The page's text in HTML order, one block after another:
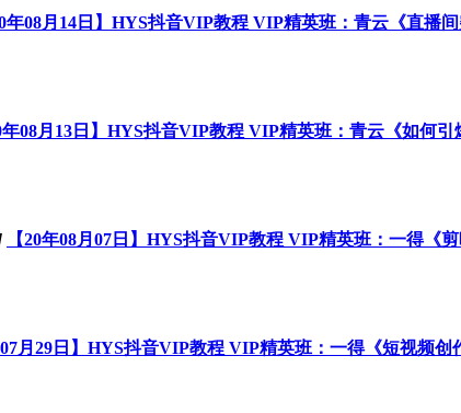
年08月14日】HYS抖音VIP教程 VIP精英班：青云《直播
年08月13日】HYS抖音VIP教程 VIP精英班：青云《如何引
【20年08月07日】HYS抖音VIP教程 VIP精英班：一得《剪
07月29日】HYS抖音VIP教程 VIP精英班：一得《短视频创